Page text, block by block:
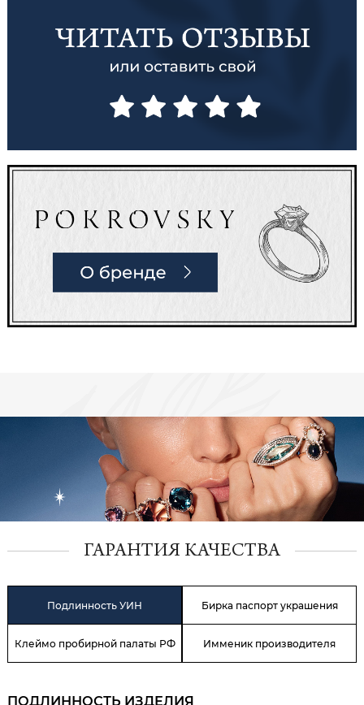
ГАРАНТИЯ КАЧЕСТВА
Подлинность УИН Бирка паспорт украшения
Клеймо пробирной палаты РФ Имменик производителя
ПОДЛИННОСТЬ ИЗДЕЛИЯ